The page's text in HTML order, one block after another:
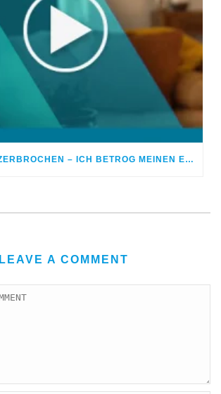
VERTRAUEN ZERBROCHEN – ICH BETROG MEINEN EHEPARTNER
LEAVE A COMMENT